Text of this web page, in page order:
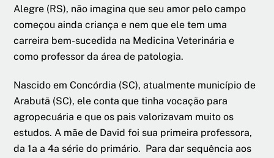
Alegre (RS), não imagina que seu amor pelo campo
começou ainda criança e nem que ele tem uma
carreira bem-sucedida na Medicina Veterinária e
como professor da área de patologia.
Nascido em Concórdia (SC), atualmente município de
Arabutã (SC), ele conta que tinha vocação para
agropecuária e que os pais valorizavam muito os
estudos. A mãe de David foi sua primeira professora,
da 1a a 4a série do primário. Para dar sequência aos